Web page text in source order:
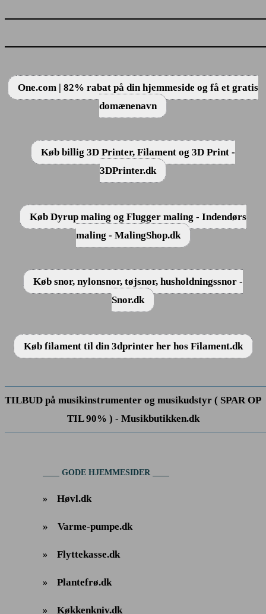
One.com | 82% rabat på din hjemmeside og få et gratis
domænenavn
Køb billig 3D Printer, Filament og 3D Print -
3DPrinter.dk
Køb Dyrup maling og Flugger maling - Indendørs
maling - MalingShop.dk
Køb snor, nylonsnor, tøjsnor, husholdningssnor -
Snor.dk
Køb filament til din 3dprinter her hos Filament.dk
TILBUD på musikinstrumenter og musikudstyr ( SPAR OP
TIL 90% ) - Musikbutikken.dk
GODE HJEMMESIDER
» Høvl.dk
» Varme-pumpe.dk
» Flyttekasse.dk
» Plantefrø.dk
» Køkkenkniv.dk